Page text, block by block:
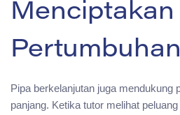
Menciptakan
Pertumbuhan
Pipa berkelanjutan juga mendukung
panjang. Ketika tutor melihat